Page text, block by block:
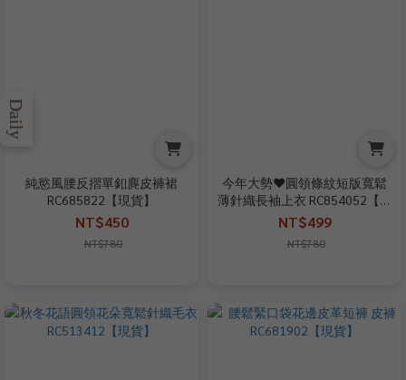
純慾風腰反摺單釦麂皮褲裙
RC685822【現貨】
NT$450
NT$780
今年大勢♥圓領條紋短版寬鬆
薄針織長袖上衣 RC854052【現
貨】
NT$499
NT$780
Daily